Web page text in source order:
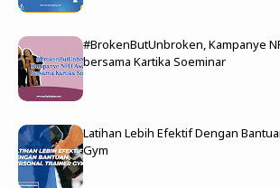
#BrokenButUnbroken, Kampanye
bersama Kartika Soeminar
Latihan Lebih Efektif Dengan
Gym